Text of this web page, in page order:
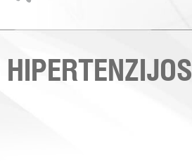
HIPERTENZIJOS